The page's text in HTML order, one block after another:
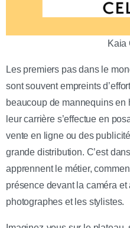
Kaia
Les premiers pas dans le
sont souvent empreints
beaucoup de mannequins en
leur carrière s’effectue en
vente en ligne ou des
grande distribution. C’est
apprennent le métier,
présence devant la caméra
photographes et les stylistes.